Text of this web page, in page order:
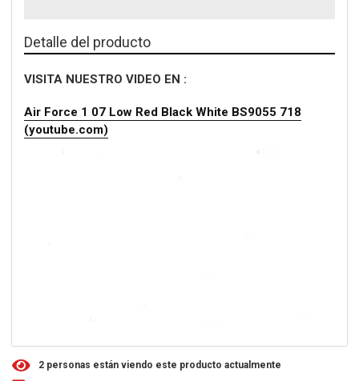
Detalle del producto
VISITA NUESTRO VIDEO EN :
Air Force 1 07 Low Red Black White BS9055 718
(youtube.com)
2 personas están viendo este producto actualmente